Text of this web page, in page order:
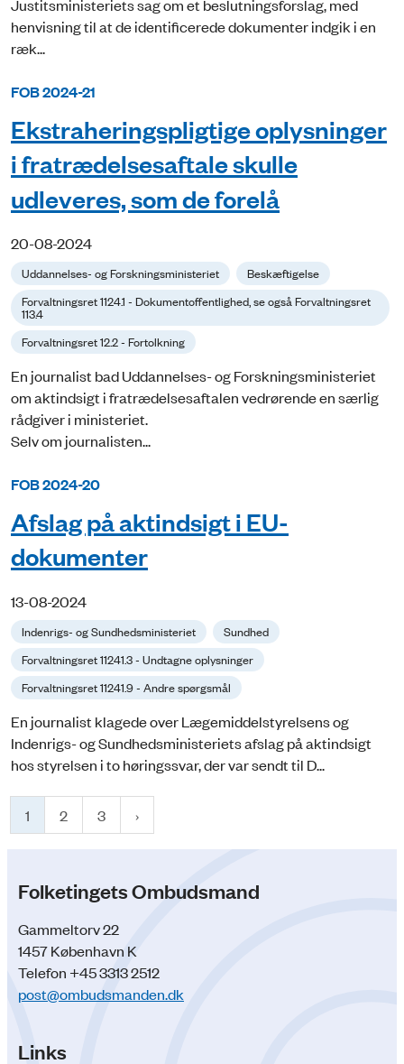
Justitsministeriets sag om et beslutningsforslag, med
henvisning til at de identificerede dokumenter indgik i en
ræk...
FOB 2024-21
Ekstraheringspligtige oplysninger
i fratrædelsesaftale skulle
udleveres, som de forelå
20-08-2024
Uddannelses- og Forskningsministeriet
Beskæftigelse
Forvaltningsret 1124.1 - Dokumentoffentlighed, se også Forvaltningsret
113.4
Forvaltningsret 12.2 - Fortolkning
En journalist bad Uddannelses- og Forskningsministeriet
om aktindsigt i fratrædelsesaftalen vedrørende en særlig
rådgiver i ministeriet.
Selv om journalisten...
FOB 2024-20
Afslag på aktindsigt i EU-
dokumenter
13-08-2024
Indenrigs- og Sundhedsministeriet
Sundhed
Forvaltningsret 11241.3 - Undtagne oplysninger
Forvaltningsret 11241.9 - Andre spørgsmål
En journalist klagede over Lægemiddelstyrelsens og
Indenrigs- og Sund­heds­ministeriets afslag på aktindsigt
hos styrelsen i to høringssvar, der var sendt til D...
1 2 3
Folketingets Ombudsmand
Gammeltorv 22
1457 København K
Telefon +45 3313 2512
post@ombudsmanden.dk
Links